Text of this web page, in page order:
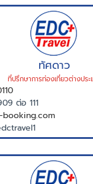
ทัศดาว
ที่ปรึกษาการท่องเที่ยวต่างประ
ต่อ 111
booking.com